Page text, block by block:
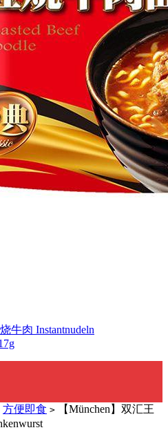
牛肉 Instantnudeln
方便即食 > 【München】双汇王